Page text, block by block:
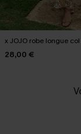
x JOJO robe longue
28,00 €